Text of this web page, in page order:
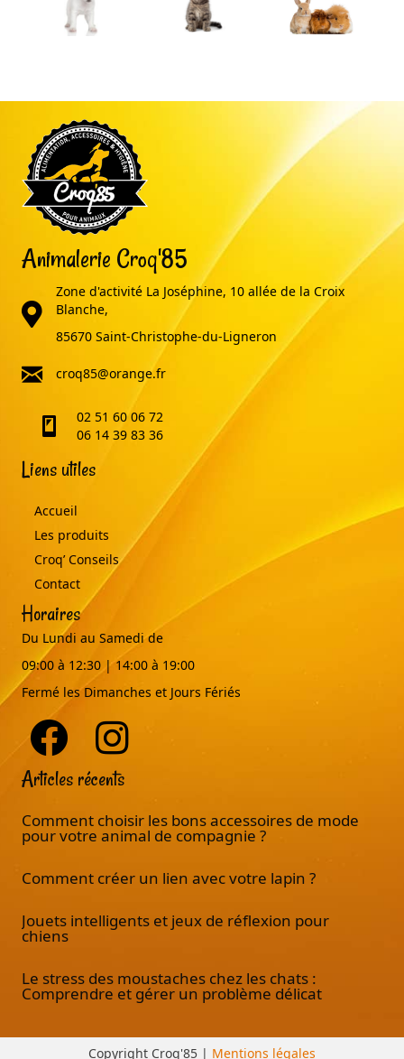
Animalerie Croq'85
adresse
Zone d'activité La Joséphine, 10 allée de la Croix
Blanche,
85670 Saint-Christophe-du-Ligneron
email
croq85@orange.fr
telephone02 51 60 06 72
06 14 39 83 36
Liens utiles
Accueil
Les produits
Croq’ Conseils
Contact
Horaires
Du Lundi au Samedi de
09:00 à 12:30 | 14:00 à 19:00
Fermé les Dimanches et Jours Fériés
Articles récents
Comment choisir les bons accessoires de mode
pour votre animal de compagnie ?
Comment créer un lien avec votre lapin ?
Jouets intelligents et jeux de réflexion pour
chiens
Le stress des moustaches chez les chats :
Comprendre et gérer un problème délicat
Copyright Croq'85 | Mentions légales